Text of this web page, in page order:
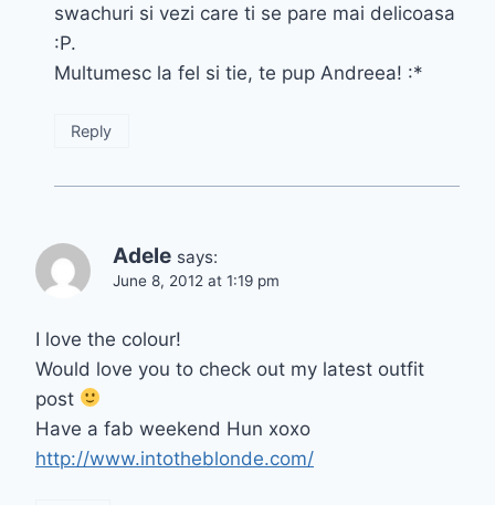
swachuri si vezi care ti se pare mai delicoasa
:P.
Multumesc la fel si tie, te pup Andreea! :*
Reply
Adele says:
June 8, 2012 at 1:19 pm
I love the colour!
Would love you to check out my latest outfit
post
Have a fab weekend Hun xoxo
http://www.intotheblonde.com/